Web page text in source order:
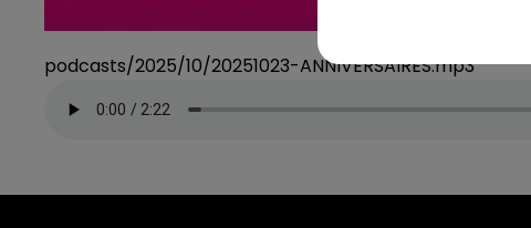
podcasts/2025/10/20251023-ANNIVERSAIRES.mp3